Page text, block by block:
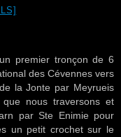
premier tronçon de 6
des Cévennes vers
la Jonte par Meyrueis
que nous traversons et
par Ste Enimie pour
un petit crochet sur le